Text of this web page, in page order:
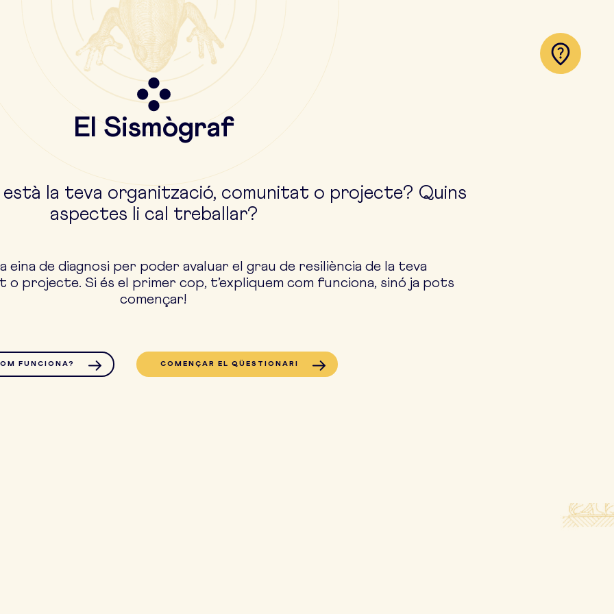
El Sismògraf
la teva organització, comunitat o projecte? Quins
aspectes li cal treballar?
eina de diagnosi per poder avaluar el grau de resiliència de la teva
projecte. Si és el primer cop, t’expliquem com funciona, sinó ja pots
començar!
FUNCIONA? COMENÇAR EL QÜESTIONARI